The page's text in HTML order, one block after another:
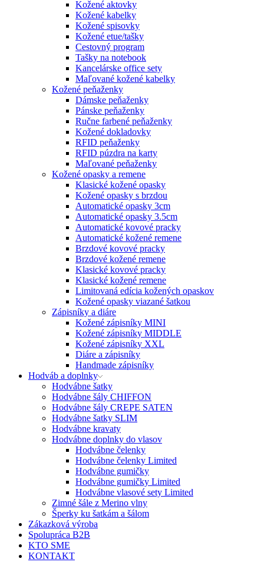
Kožené aktovky
Kožené kabelky
Kožené spisovky
Kožené etue/tašky
Cestovný program
Tašky na notebook
Kancelárske office sety
Maľované kožené kabelky
Kožené peňaženky
Dámske peňaženky
Pánske peňaženky
Ručne farbené peňaženky
Kožené dokladovky
RFID peňaženky
RFID púzdra na karty
Maľované peňaženky
Kožené opasky a remene
Klasické kožené opasky
Kožené opasky s brzdou
Automatické opasky 3cm
Automatické opasky 3.5cm
Automatické kovové pracky
Automatické kožené remene
Brzdové kovové pracky
Brzdové kožené remene
Klasické kovové pracky
Klasické kožené remene
Limitovaná edícia kožených opaskov
Kožené opasky viazané šatkou
Zápisníky a diáre
Kožené zápisníky MINI
Kožené zápisníky MIDDLE
Kožené zápisníky XXL
Diáre a zápisníky
Handmade zápisníky
Hodváb a doplnky
Hodvábne šatky
Hodvábne šály CHIFFON
Hodvábne šály CREPE SATEN
Hodvábne šatky SLIM
Hodvábne kravaty
Hodvábne doplnky do vlasov
Hodvábne čelenky
Hodvábne čelenky Limited
Hodvábne gumičky
Hodvábne gumičky Limited
Hodvábne vlasové sety Limited
Zimné šále z Merino vlny
Šperky ku šatkám a šálom
Zákazková výroba
Spolupráca B2B
KTO SME
KONTAKT